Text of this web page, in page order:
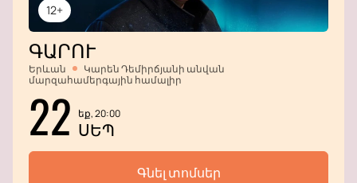
12+
ԳԱՐՈՒ
Երևան
Կարեն Դեմիրճյանի անվան
մարզահամերգային համալիր
22 եք, 20:00
ՍԵՊ
Գնել տոմսեր